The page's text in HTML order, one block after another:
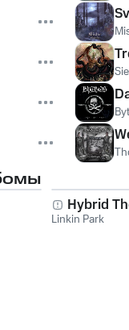
Hybrid
Linkin Park